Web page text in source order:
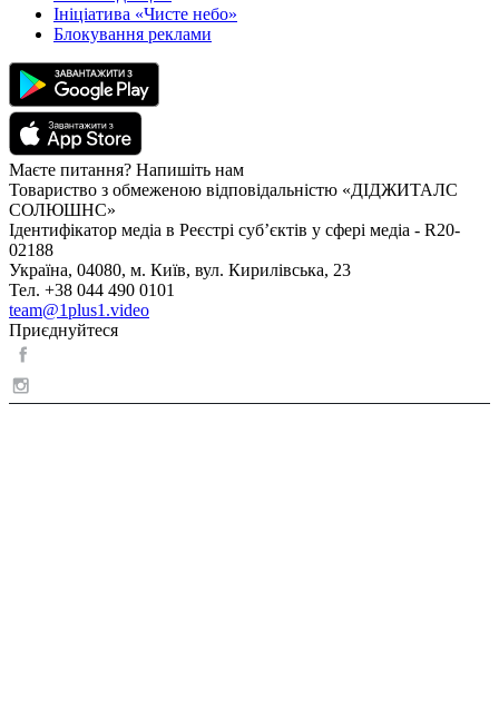
Ініціатива «Чисте небо»
Блокування реклами
Маєте питання? Напишіть нам
Товариство з обмеженою відповідальністю «ДІДЖИТАЛС
СОЛЮШНС»
Ідентифікатор медіа в Реєстрі суб’єктів у сфері медіа - R20-
02188
Україна, 04080, м. Київ, вул. Кирилівська, 23
Тел. +38 044 490 0101
team@1plus1.video
Приєднуйтеся